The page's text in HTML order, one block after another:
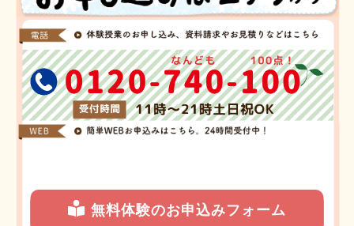
無料体験のお申込みフォーム